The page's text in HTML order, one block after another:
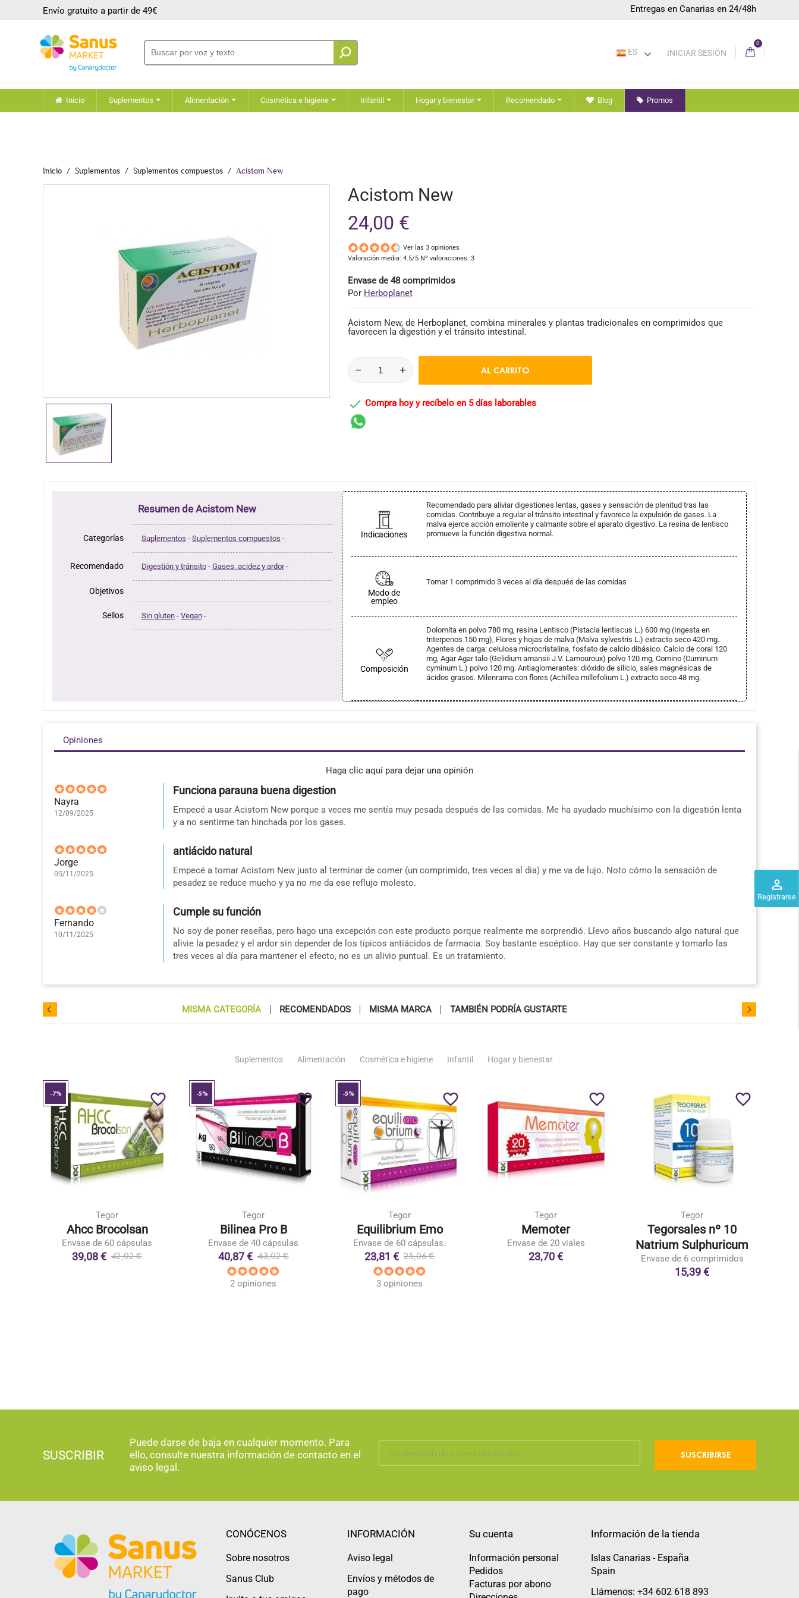
Envío gratuito a partir de 49€ Entregas en Canarias en 24/48h
ES INICIAR SESIÓN
0
perm_identity
Registrarse
Inicio Suplementos Alimentación Cosmética e higiene Infantil Hogar y bienestar Recomendado Blog Promos
Inicio Suplementos Suplementos compuestos Acistom New
Acistom New
24,00 €
Ver las 3 opiniones
Valoración media: 4.5/5 Nº valoraciones: 3
Envase de 48 comprimidos
Por Herboplanet
Acistom New, de Herboplanet, combina minerales y plantas tradicionales en comprimidos que
favorecen la digestión y el tránsito intestinal.
AL CARRITO
 Compra hoy y recíbelo en 5 días laborables
Resumen de Acistom New
Categorías Suplementos - Suplementos compuestos -
Recomendado Digestión y tránsito - Gases, acidez y ardor-
Objetivos
Sellos Sin gluten - Vegan -
Indicaciones
Recomendado para aliviar digestiones lentas, gases y sensación de plenitud tras las
comidas. Contribuye a regular el tránsito intestinal y favorece la expulsión de gases. La
malva ejerce acción emoliente y calmante sobre el aparato digestivo. La resina de lentisco
promueve la función digestiva normal.
Modo de
empleo
Tomar 1 comprimido 3 veces al día después de las comidas
Composición
Dolomita en polvo 780 mg, resina Lentisco (Pistacia lentiscus L.) 600 mg (Ingesta en
triterpenos 150 mg), Flores y hojas de malva (Malva sylvestris L.) extracto seco 420 mg.
Agentes de carga: celulosa microcristalina, fosfato de calcio dibásico. Calcio de coral 120
mg, Agar Agar talo (Gelidium amansii J.V. Lamouroux) polvo 120 mg, Comino (Cuminum
cyminum L.) polvo 120 mg. Antiaglomerantes: dióxido de silicio, sales magnésicas de
ácidos grasos. Milenrama con flores (Achillea millefolium L.) extracto seco 48 mg.
Opiniones
Haga clic aquí para dejar una opinión
Nayra
12/09/2025
Funciona parauna buena digestion
Empecé a usar Acistom New porque a veces me sentía muy pesada después de las comidas. Me ha ayudado muchísimo con la digestión lenta
y a no sentirme tan hinchada por los gases.
Jorge
05/11/2025
antiácido natural
Empecé a tomar Acistom New justo al terminar de comer (un comprimido, tres veces al día) y me va de lujo. Noto cómo la sensación de
pesadez se reduce mucho y ya no me da ese reflujo molesto.
Fernando
10/11/2025
Cumple su función
No soy de poner reseñas, pero hago una excepción con este producto porque realmente me sorprendió. Llevo años buscando algo natural que
alivie la pesadez y el ardor sin depender de los típicos antiácidos de farmacia. Soy bastante escéptico. Hay que ser constante y tomarlo las
tres veces al día para mantener el efecto, no es un alivio puntual. Es un tratamiento.
MISMA CATEGORÍA RECOMENDADOS MISMA MARCA TAMBIÉN PODRÍA GUSTARTE
Suplementos Alimentación Cosmética e higiene Infantil Hogar y bienestar
-7%
Tegor
Ahcc Brocolsan
Envase de 60 cápsulas
39,08 € 42,02 €
favorite_border -5%
Tegor
Bilinea Pro B
Envase de 40 cápsulas
40,87 € 43,02 €
2 opiniones
favorite_border -5%
Tegor
Equilibrium Emo
Envase de 60 cápsulas.
23,81 € 25,06 €
3 opiniones
favorite_border
Tegor
Memoter
Envase de 20 viales
23,70 €
favorite_border
Tegor
Tegorsales nº 10
Natrium Sulphuricum
Envase de 6 comprimidos
15,39 €
favorite_border
SUSCRIBIR
Puede darse de baja en cualquier momento. Para
ello, consulte nuestra información de contacto en el
aviso legal.
SUSCRIBIRSE
CONÓCENOS
Sobre nosotros
Sanus Club
INFORMACIÓN
Aviso legal
Envíos y métodos de
pago
Su cuenta
Información personal
Pedidos
Facturas por abono
Información de la tienda
Islas Canarias - España
Spain
Llámenos: +34 602 618 893